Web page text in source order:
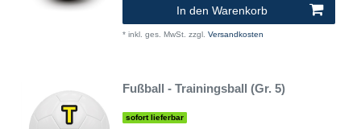
In den Warenkorb
* inkl. ges. MwSt. zzgl. Versandkosten
Fußball - Trainingsball (Gr. 5)
sofort lieferbar